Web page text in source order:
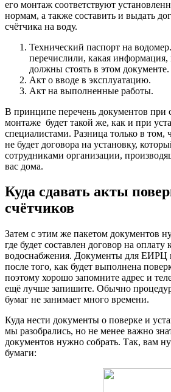
его монтаж соответствуют
нормам, а также составить и выдать
счётчика на воду.
Технический паспорт на
перечислили, какая информация,
должны стоять в этом документе.
Акт о вводе в эксплуатацию.
Акт на выполненные работы.
В принципе перечень документов при
монтаже будет такой же, как и при
специалистами. Разница только в том,
не будет договора на установку,
сотрудниками организации,
вас дома.
Куда сдавать акты
счётчиков
Затем с этим же пакетом документов
где будет составлен договор на
водоснабжения. Документы для ЕИРЦ
после того, как будет выполнена
поэтому хорошо запомните адрес и
ещё лучше запишите. Обычно
бумаг не занимает много времени.
Куда нести документы о поверке и
мы разобрались, но не менее важно
документов нужно собрать. Так, вам
бумаги: